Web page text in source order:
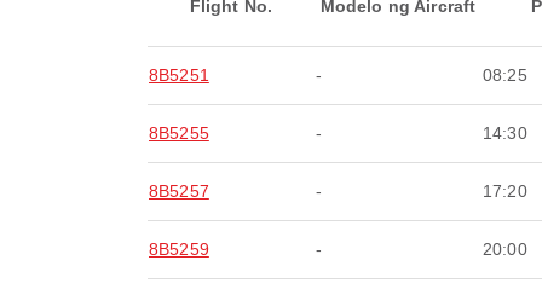
Flight No. Modelo ng Aircraft
8B5251 - 08:25
8B5255 - 14:30
8B5257 - 17:20
8B5259 - 20:00